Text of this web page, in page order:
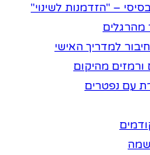
– "הזדמנות לשינוי"
מהרגלים
למדריך האישי
ורמזים מהיקום
עם נפטרים